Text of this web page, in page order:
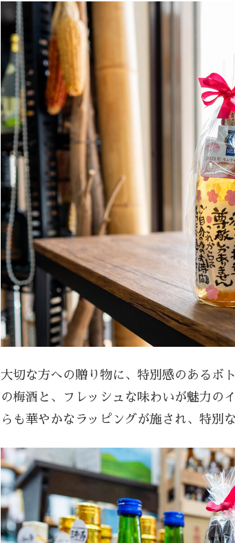
大切な方への贈り物に、特別感のあるボ
の梅酒と、フレッシュな味わいが魅力
らも華やかなラッピングが施され、特別